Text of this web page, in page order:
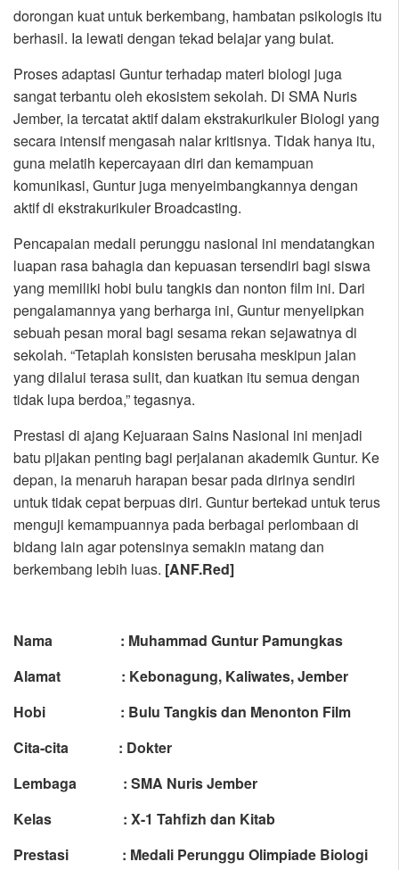
dorongan kuat untuk berkembang, hambatan psikologis itu
berhasil. Ia lewati dengan tekad belajar yang bulat.
Proses adaptasi Guntur terhadap materi biologi juga
sangat terbantu oleh ekosistem sekolah. Di SMA Nuris
Jember, ia tercatat aktif dalam ekstrakurikuler Biologi yang
secara intensif mengasah nalar kritisnya. Tidak hanya itu,
guna melatih kepercayaan diri dan kemampuan
komunikasi, Guntur juga menyeimbangkannya dengan
aktif di ekstrakurikuler Broadcasting.
Pencapaian medali perunggu nasional ini mendatangkan
luapan rasa bahagia dan kepuasan tersendiri bagi siswa
yang memiliki hobi bulu tangkis dan nonton film ini. Dari
pengalamannya yang berharga ini, Guntur menyelipkan
sebuah pesan moral bagi sesama rekan sejawatnya di
sekolah. “Tetaplah konsisten berusaha meskipun jalan
yang dilalui terasa sulit, dan kuatkan itu semua dengan
tidak lupa berdoa,” tegasnya.
Prestasi di ajang Kejuaraan Sains Nasional ini menjadi
batu pijakan penting bagi perjalanan akademik Guntur. Ke
depan, ia menaruh harapan besar pada dirinya sendiri
untuk tidak cepat berpuas diri. Guntur bertekad untuk terus
menguji kemampuannya pada berbagai perlombaan di
bidang lain agar potensinya semakin matang dan
berkembang lebih luas. [ANF.Red]
Nama : Muhammad Guntur Pamungkas
Alamat : Kebonagung, Kaliwates, Jember
Hobi : Bulu Tangkis dan Menonton Film
Cita-cita : Dokter
Lembaga : SMA Nuris Jember
Kelas : X-1 Tahfizh dan Kitab
Prestasi : Medali Perunggu Olimpiade Biologi